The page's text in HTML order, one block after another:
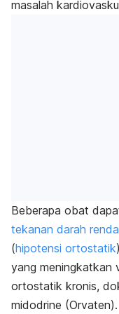
masalah
Beberapa obat
tekanan darah
(hipotensi ortostatik
yang meningkatkan
ortostatik kronis,
midodrine (Orvaten).